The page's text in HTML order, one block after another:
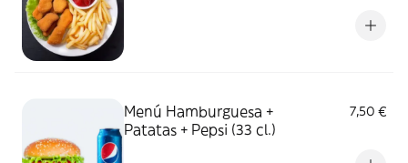
Menú Hamburguesa +
Patatas + Pepsi (33 cl.)
7,50 €